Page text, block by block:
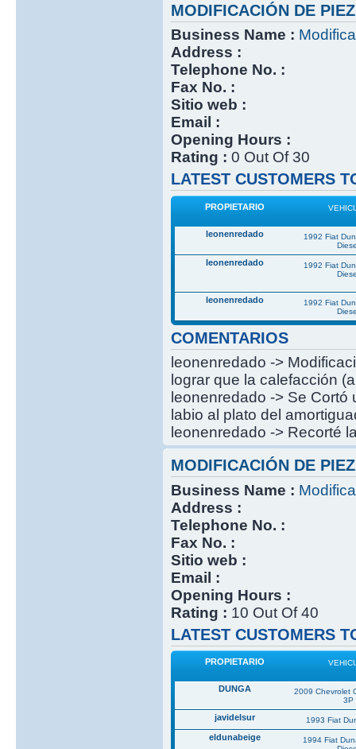
MODIFICACIÓN DE
Business Name :
Address :
Telephone No. :
Fax No. :
Sitio web :
Email :
Opening Hours :
Rating : 0 Out Of 30
LATEST CUSTOMERS
PROPIETARIO
leonenredado
1992 Fiat
leonenredado
1992 Fiat
leonenredado
1992 Fiat
COMENTARIOS
leonenredado ->
lograr que la calefacción
leonenredado -> Se
labio al plato del
leonenredado -> Recorté
MODIFICACIÓN DE
Business Name :
Address :
Telephone No. :
Fax No. :
Sitio web :
Email :
Opening Hours :
Rating : 10 Out Of 40
LATEST CUSTOMERS
PROPIETARIO
DUNGA
2009 Chevrolet
3P
javidelsur 1993 Fiat
eldunabeige
1994 Fiat